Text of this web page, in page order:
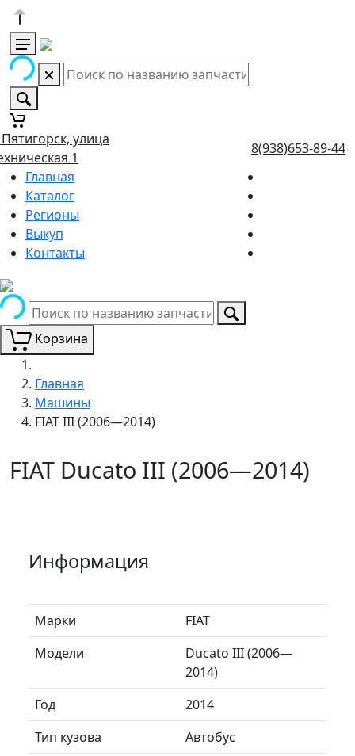
Пятигорск, улица
1
8(938)653-89-44
Главная
Каталог
Регионы
Выкуп
Контакты
Корзина
Главная
Машины
FIAT III (2006—2014)
FIAT Ducato III (2006—2014)
Информация
Марки
FIAT
Модели
Ducato III (2006—
2014)
Год
2014
Тип кузова
Автобус